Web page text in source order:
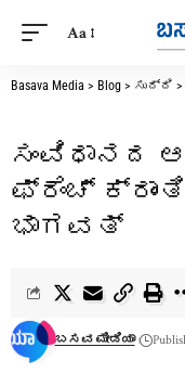
Aa
Basava Media > Blog > ಸುದ್ದಿ >
ಸಂವಿಧಾನದ
ಫ್ರೆಂಚ್
ಭಾಗವತ್‌
ಬಸವ ಮೀಡಿಯಾ